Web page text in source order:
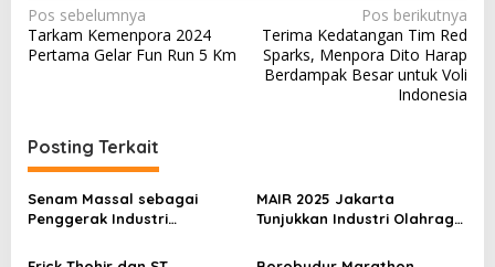
N
a
g
a
s
i
Pos sebelumnya
Tarkam Kemenpora 2024
Pertama Gelar Fun Run 5 Km
Pos berikutnya
Terima Kedatangan Tim Red
Sparks, Menpora Dito Harap
Berdampak Besar untuk Voli
Indonesia
Posting Terkait
Senam Massal sebagai
Penggerak Industri
2025 untuk Ekonomi
MAIR 2025 Jakarta
Tunjukkan Industri Olahraga